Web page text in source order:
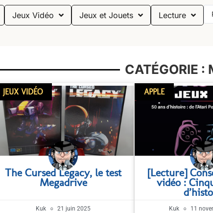
Jeux Vidéo Jeux et Jouets Lecture
CATÉGORIE :
JEUX VIDÉO
The Cursed Legacy, le test
Megadrive
Kuk 21 juin 2025
APPLE
[Lecture]
vidéo :
Kuk 11